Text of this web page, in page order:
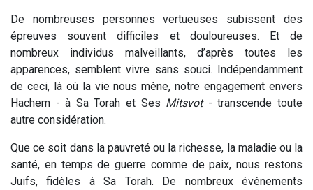
De nombreuses personnes vertueuses subissent des
épreuves souvent difficiles et douloureuses. Et de
nombreux individus malveillants, d’après toutes les
apparences, semblent vivre sans souci. Indépendamment
de ceci, là où la vie nous mène, notre engagement envers
Hachem - à Sa Torah et Ses Mitsvot- transcende toute
autre considération.
Que ce soit dans la pauvreté ou la richesse, la maladie ou la
santé, en temps de guerre comme de paix, nous restons
Juifs, fidèles à Sa Torah. De nombreux événements